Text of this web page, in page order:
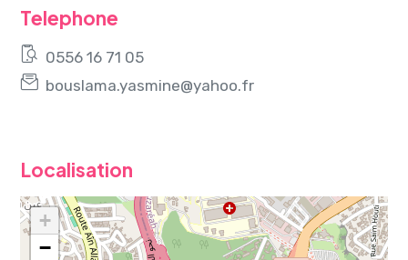
Telephone
0556 16 71 05
bouslama.yasmine@yahoo.fr
Localisation
+
−